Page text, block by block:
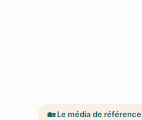
🏡 Le média de référence